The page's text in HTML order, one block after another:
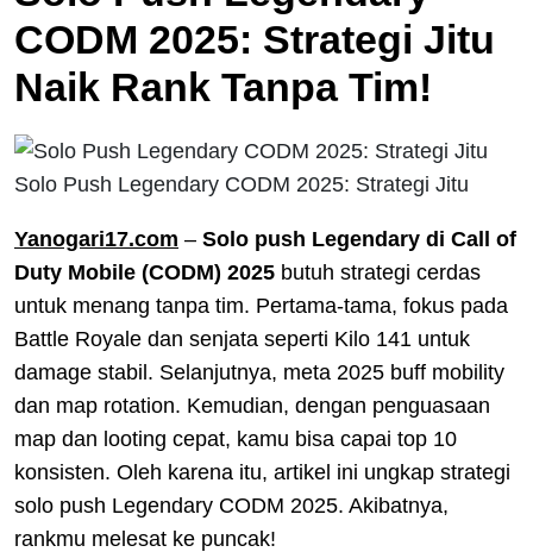
CODM 2025: Strategi Jitu
Naik Rank Tanpa Tim!
Solo Push Legendary CODM 2025: Strategi Jitu
Yanogari17.com – Solo push Legendary di Call of
Duty Mobile (CODM) 2025 butuh strategi cerdas
untuk menang tanpa tim. Pertama-tama, fokus pada
Battle Royale dan senjata seperti Kilo 141 untuk
damage stabil. Selanjutnya, meta 2025 buff mobility
dan map rotation. Kemudian, dengan penguasaan
map dan looting cepat, kamu bisa capai top 10
konsisten. Oleh karena itu, artikel ini ungkap strategi
solo push Legendary CODM 2025. Akibatnya,
rankmu melesat ke puncak!